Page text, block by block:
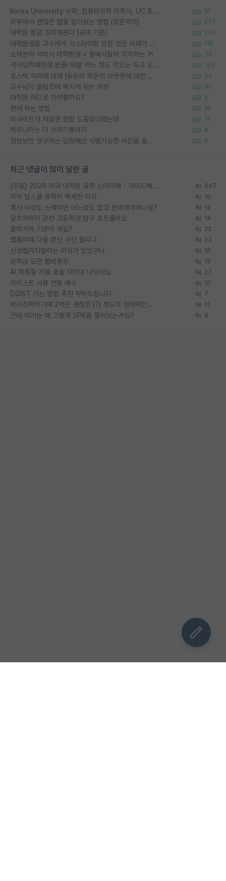
Korea University 수학, 컴퓨터과학 이학사, UC Berkeley 산업공학 대학원 공학박사가 되는 것은 쉽지 않겠죠? 10
외부에서 괜찮은 랩을 알아보는 방법 (장문주의) 275
대학원 월급 정리해준다 (공대 기준) 275
대학원생들 교수에게 가스라이팅 당한 것은 이해가 갑니다. 안타깝네요. 119
소재분야 석박사 대학원생 + 물박사들이 착각하는 거 76
석사입학예정생 분들! 제발 어느 정도 각오는 하고 오세요. 156
포스텍 억까에 대해 (동문의 학문적 아웃풋에 대한 반박) 50
교수님이 슬럼프에 빠지게 되는 과정 40
대학원 어디로 가야할까요? 5
편애 하는 방법 16
이사이트가 처음엔 정말 도움많이됐는데 14
커뮤니티는 다 쓰레기통이지 6
정보보안 연구하는 입장에선 식별가능한 사진을 올리는건 비추이긴함 6
최근 댓글이 많이 달린 글
[무료] 2026 미국 대학원 유학 스타터팩 - 가이드북 & 합격자 컨택메일 템플릿 647
미박 탑스쿨 유학이 빡세진 이유 19
혹시 이정도 스펙이면 어느정도 잡고 준비해야하나요? 14
알츠하이머 관련 고등학생 탐구 포트폴리오 14
물박사의 기준이 뭐임? 22
랩홈피에 다들 본인 사진 올리냐 23
신생랩가지말라는 이유가 있었구나 16
장학금 모은 랩비통장 19
AI 학회들 거품 슬슬 지적이 나오네요 27
카이스트 서류 전형 배수 10
DGIST 가는 방법 추천 부탁드립니다. 7
박사진학하기에 2억은 괜찮은 (?) 정도의 경제력인가요 15
근데 여기는 왜 그렇게 SPK를 물어보는거임? 8